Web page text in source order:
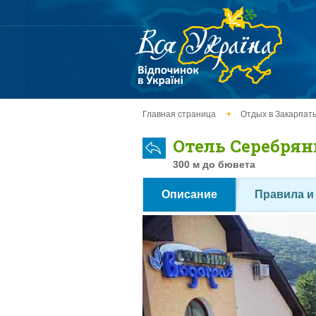
Главная страница Отдых в
Отель
300 м до бювета
Описание Правила и